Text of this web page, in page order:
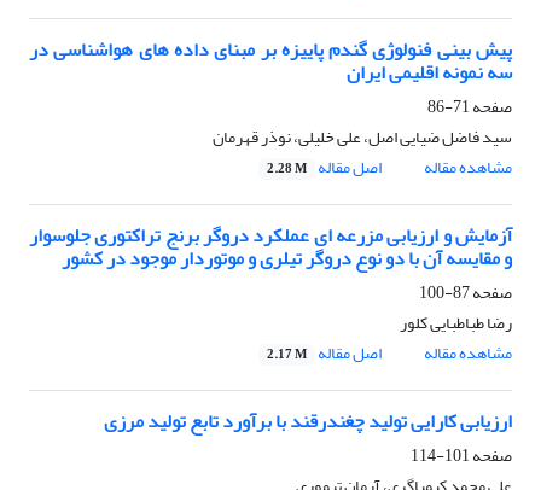
پیش بینی فنولوژی گندم پاییزه بر مبنای داده های هواشناسی در
سه نمونه اقلیمی ایران
صفحه71-86
سید فاضل ضیایی ‌اصل، علی خلیلی، نوذر قهرمان
مشاهده مقاله
اصل مقاله 2.28 M
آزمایش و ارزیابی مزرعه ای عملکرد دروگر برنج تراکتوری جلوسوار
و مقایسه آن با دو نوع دروگر تیلری و موتوردار موجود در کشور
صفحه87-100
رضا طباطبایی کلور
مشاهده مقاله
اصل مقاله 2.17 M
ارزیابی کارایی تولید چغندرقند با برآورد تابع تولید مرزی
صفحه101-114